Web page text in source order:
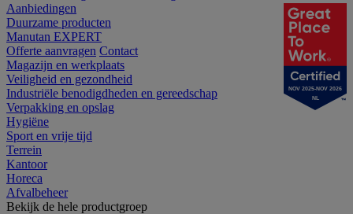
Aanbiedingen
Duurzame producten
Manutan EXPERT
Offerte aanvragen Contact
Magazijn en werkplaats
Veiligheid en gezondheid
Industriële benodigdheden en gereedschap
Verpakking en opslag
Hygiëne
Sport en vrije tijd
Terrein
Kantoor
Horeca
Afvalbeheer
Bekijk de hele productgroep
NOV 2025-NOV 2026
NL